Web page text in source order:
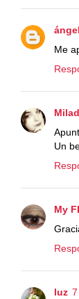
Me
Un
My
luz